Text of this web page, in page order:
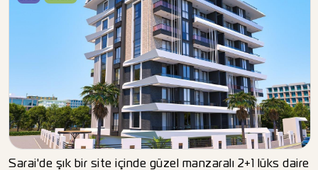
Sarai'de şık bir site içinde güzel manzaralı 2+1 lüks daire